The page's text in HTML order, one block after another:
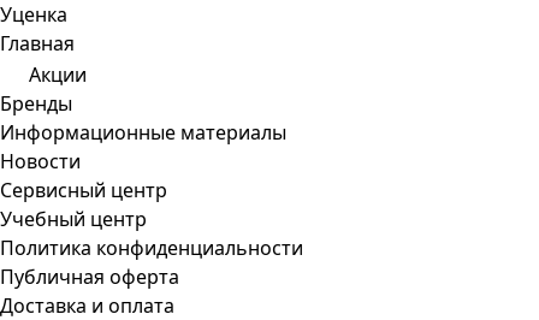
Уценка
Главная
Акции
Бренды
Информационные материалы
Новости
Сервисный центр
Учебный центр
Политика конфиденциальности
Публичная оферта
Доставка и оплата